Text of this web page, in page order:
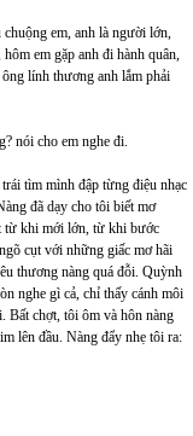
em, anh là người lớn,
em gặp anh đi hành quân,
lính thương anh lắm phải
nói cho em nghe đi.
tìm mình đập từng điệu nhạc
đã dạy cho tôi biết mơ
từ khi mới lớn, từ khi bước
cụt với những giấc mơ hãi
thương nàng quá đỗi. Quỳnh
nghe gì cả, chỉ thấy cánh môi
Bất chợt, tôi ôm và hôn nàng
lên đầu. Nàng đẩy nhẹ tôi ra: